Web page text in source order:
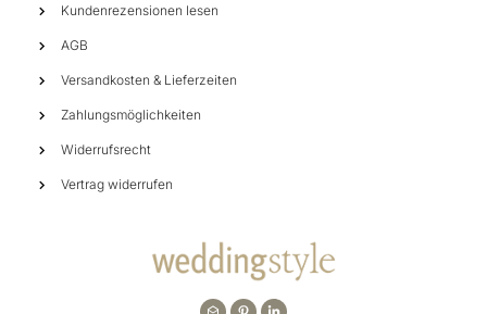
Kundenrezensionen lesen
AGB
Versandkosten & Lieferzeiten
Zahlungsmöglichkeiten
Widerrufsrecht
Vertrag widerrufen